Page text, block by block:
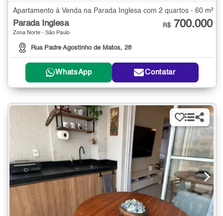
Apartamento à Venda na Parada Inglesa com 2 quartos - 60 m²
Parada Inglesa
Zona Norte - São Paulo
Rua Padre Agostinho de Matos, 28
R$ 700.000
WhatsApp Contatar